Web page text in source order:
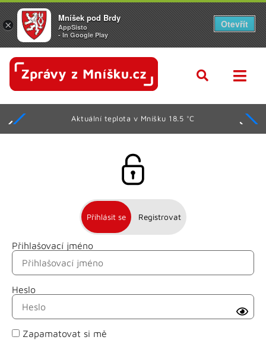
Aktuální teplota v Mníšku 18.5 °C
Přihlásit se Registrovat
Přihlašovací jméno
Heslo
Zapamatovat si mě
Jméno
Příjmení
E-mail
×
Mníšek pod Brdy
AppSisto
- In Google Play
Otevřít